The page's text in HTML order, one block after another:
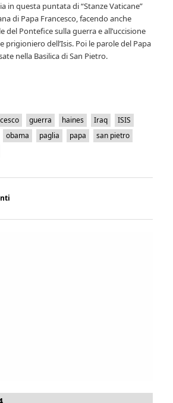
in questa puntata di “Stanze Vaticane”
di Papa Francesco, facendo anche
del Pontefice sulla guerra e all’uccisione
prigioniero dell’Isis. Poi le parole del Papa
nella Basilica di San Pietro.
guerra haines Iraq
ISIS
obama paglia papa
san pietro